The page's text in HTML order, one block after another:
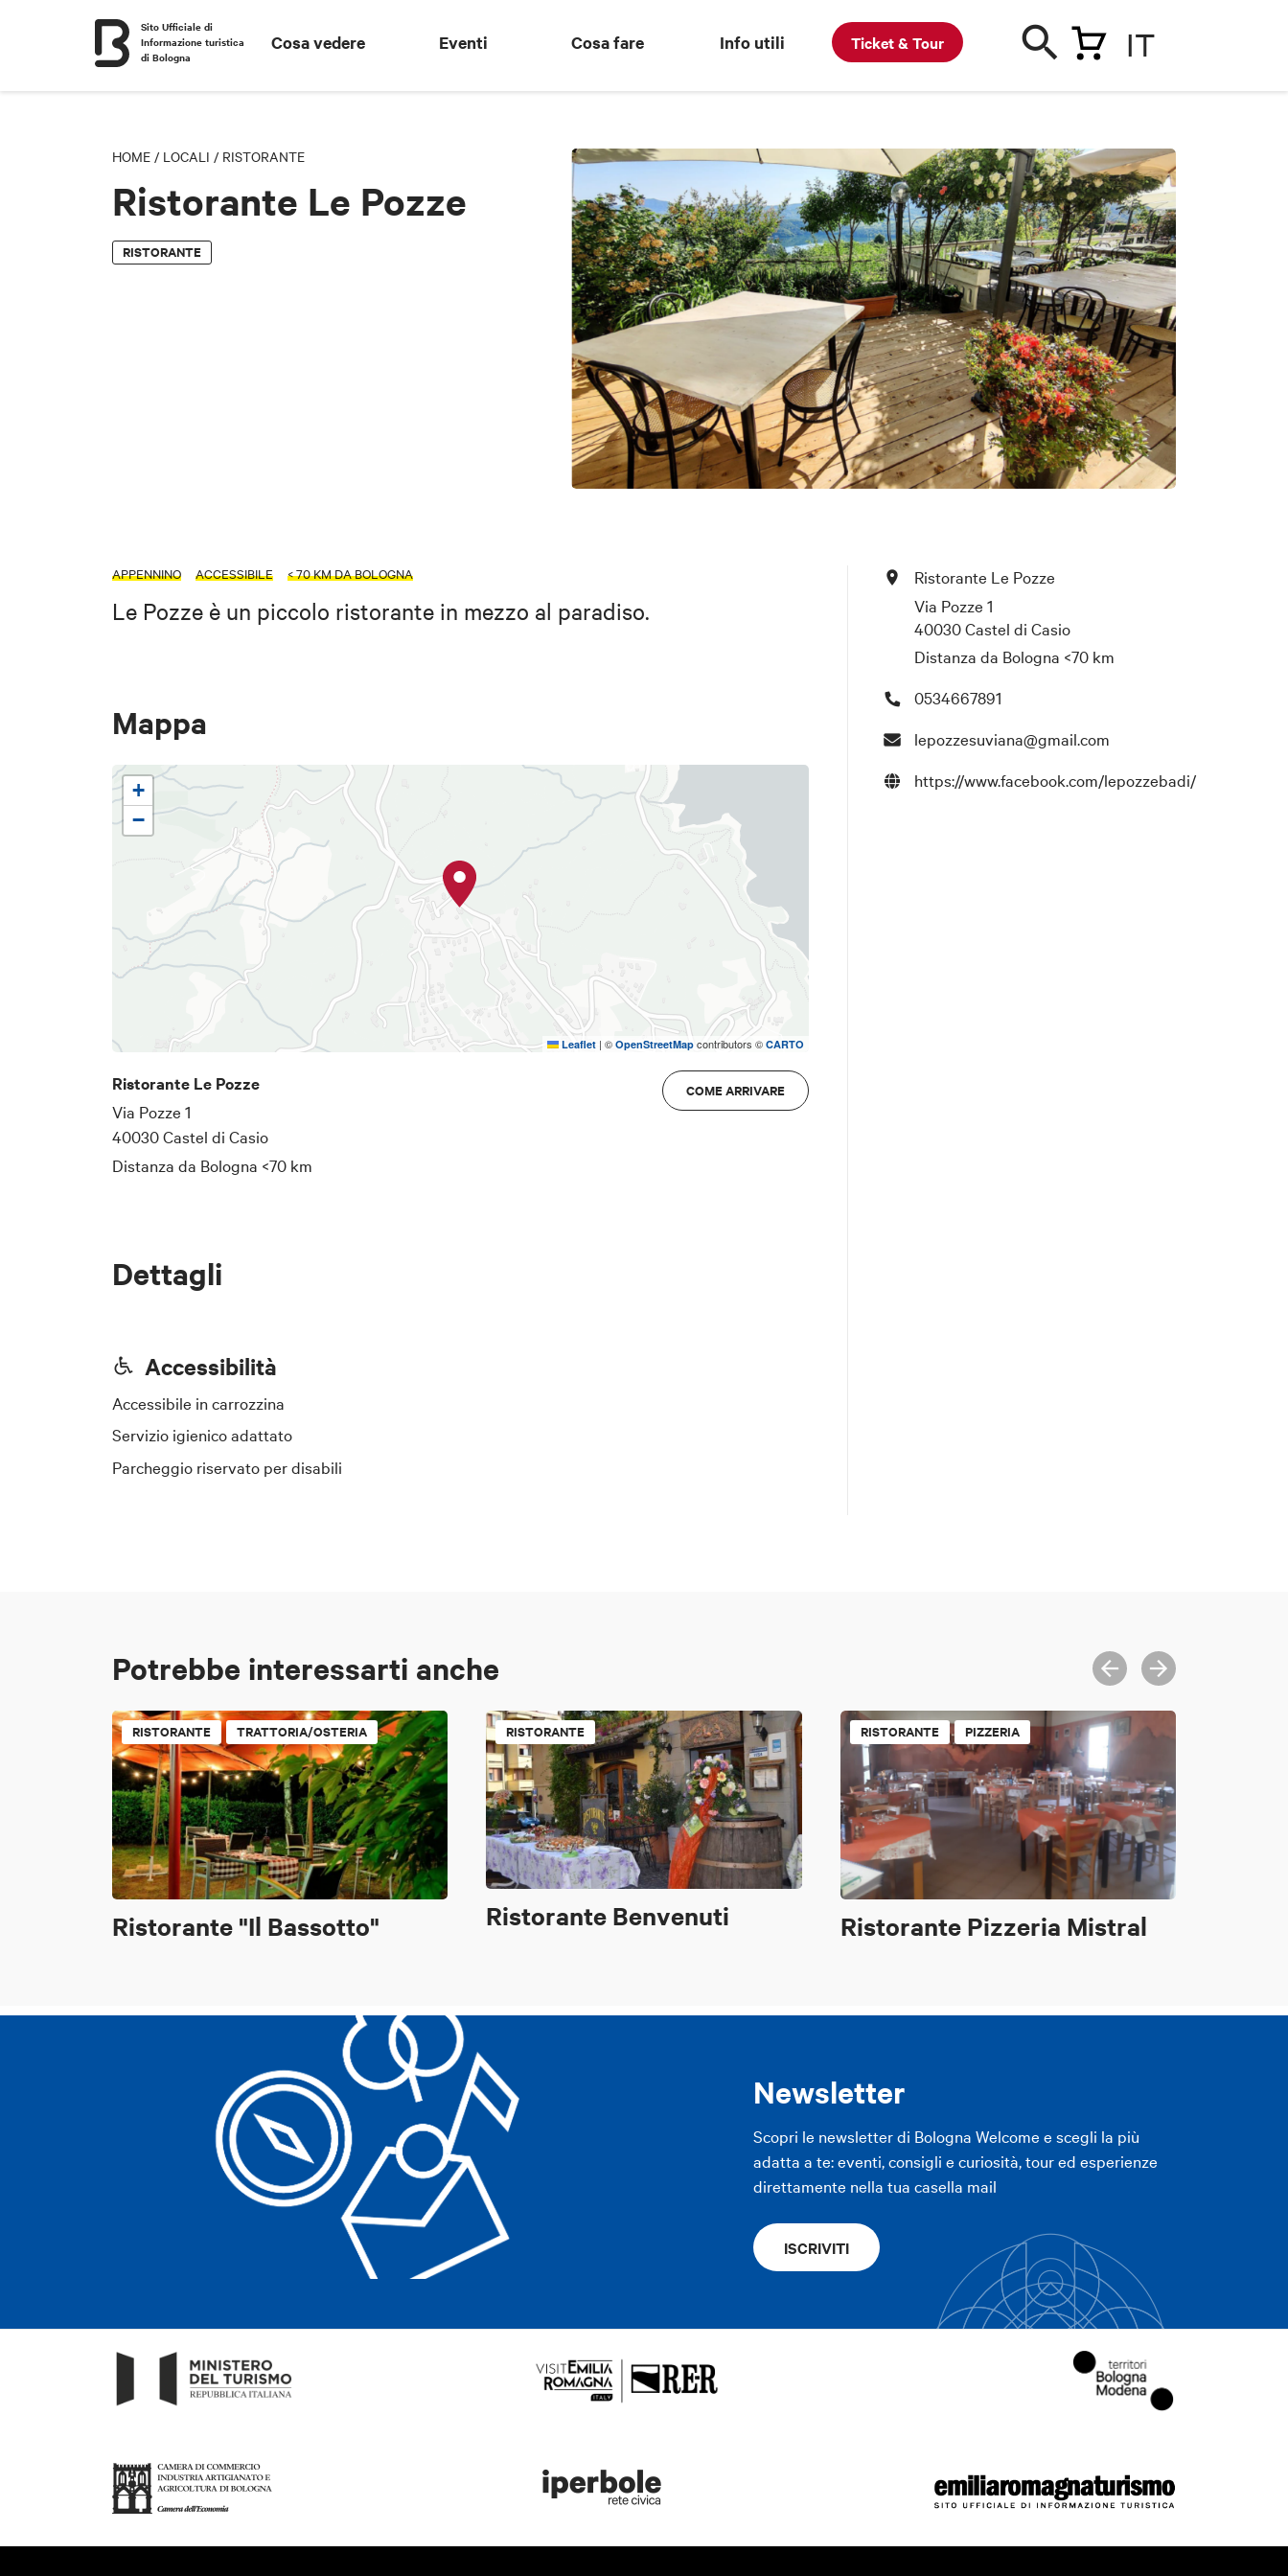
Sito Ufficiale di
Informazione turistica
di Bologna
Cosa vedere Eventi Cosa fare Info utili Ticket & Tour IT
HOME / LOCALI / RISTORANTE
Ristorante Le Pozze
RISTORANTE
APPENNINO ACCESSIBILE < 70 KM DA BOLOGNA
Le Pozze è un piccolo ristorante in mezzo al paradiso.
Mappa
+
−
Leaflet | © OpenStreetMapcontributors © CARTO
Ristorante Le Pozze
Via Pozze 1
40030 Castel di Casio
Distanza da Bologna <70 km
COME ARRIVARE
Dettagli
Accessibilità
Accessibile in carrozzina
Servizio igienico adattato
Parcheggio riservato per disabili
Ristorante Le Pozze
Via Pozze 1
40030 Castel di Casio
Distanza da Bologna <70 km
0534667891
lepozzesuviana@gmail.com
https://www.facebook.com/lepozzebadi/
Potrebbe interessarti anche
RISTORANTE TRATTORIA/OSTERIA
Ristorante "Il Bassotto"
RISTORANTE
Ristorante Benvenuti
RISTORANTE PIZZERIA
Ristorante Pizzeria Mistral
Newsletter
Scopri le newsletter di Bologna Welcome e scegli la più
adatta a te: eventi, consigli e curiosità, tour ed esperienze
direttamente nella tua casella mail
ISCRIVITI